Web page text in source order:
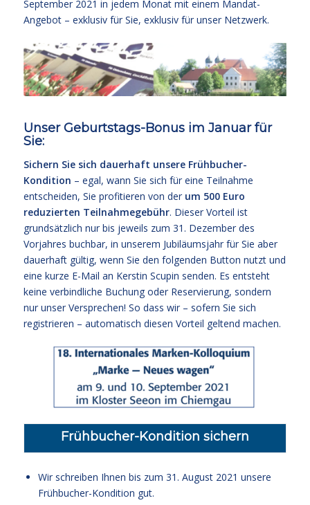
September 2021 in jedem Monat mit einem Mandat-
Angebot – exklusiv für Sie, exklusiv für unser Netzwerk.
UnserGeburtstags-Bonus im Januarfür
Sie:
Sichern Sie sich dauerhaft unsere Frühbucher-
Kondition – egal, wann Sie sich für eine Teilnahme
entscheiden, Sie profitieren von der um 500 Euro
reduzierten Teilnahmegebühr. Dieser Vorteil ist
grundsätzlich nur bis jeweils zum 31. Dezember des
Vorjahres buchbar, in unserem Jubiläumsjahr für Sie aber
dauerhaft gültig, wenn Sie den folgenden Button nutzt und
eine kurze E-Mail an Kerstin Scupin senden. Es entsteht
keine verbindliche Buchung oder Reservierung, sondern
nur unser Versprechen! So dass wir – sofern Sie sich
registrieren – automatisch diesen Vorteil geltend machen.
Frühbucher-Kondition sichern
Wir schreiben Ihnen bis zum 31. August 2021 unsere
Frühbucher-Kondition gut.